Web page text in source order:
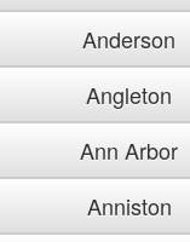
Anderson
Angleton
Ann Arbor
Anniston